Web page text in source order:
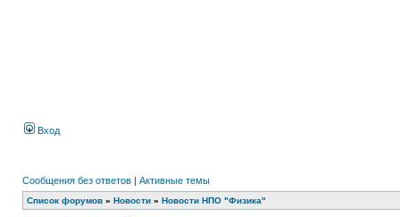
Вход
Сообщения без ответов | Активные темы
Список форумов » Новости » Новости НПО "Физика"